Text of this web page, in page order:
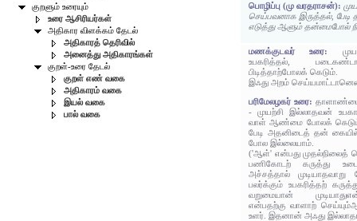
குறளும் உரையும்
உரை ஆசிரியர்கள்
அதிகார விளக்கம் தேடல்
அதிகாரத் தெரிவில்
அனைத்து அதிகாரங்கள்
குறள்-உரை தேடல்
குறள் எண் வகை
அதிகாரம் வகை
இயல் வகை
பால் வகை
பொழிப்பு (மு வரதராசன்):
செய்பவனாக இருத்தல்,
எடுத்து ஆளும் தன்மைபோல்
மணக்குடவர் உரை:
உபகரித்தல்,
பிடித்தாற்போலக் கெடும்.
இஃது அறம்
பரிமேலழகர் உரை:
- முயற்சி இல்லாதவன்
வாள் ஆண்மை போலக்
பேடி அதனிடைத் தன்
போல இல்லையாம்.
('ஆள்' என்பது முதல்நிலைத்
பணிகோடற் கருத்து
அச்சத்தால் முடியாதவாறு
பலர்க்கும் உபகரித்தற்
வறுமையான்
என்பதற்கு வாளாற்
உளர். இதனான் அஃது